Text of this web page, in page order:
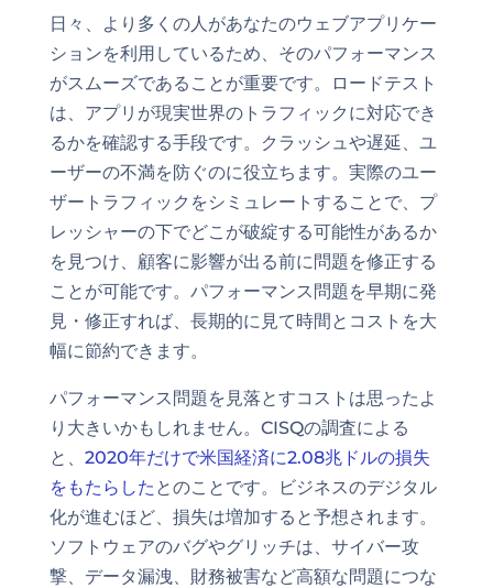
日々、より多くの人があなたのウェブアプリケー
ションを利用しているため、そのパフォーマンス
がスムーズであることが重要です。ロードテスト
は、アプリが現実世界のトラフィックに対応でき
るかを確認する手段です。クラッシュや遅延、ユ
ーザーの不満を防ぐのに役立ちます。実際のユー
ザートラフィックをシミュレートすることで、プ
レッシャーの下でどこが破綻する可能性があるか
を見つけ、顧客に影響が出る前に問題を修正する
ことが可能です。パフォーマンス問題を早期に発
見・修正すれば、長期的に見て時間とコストを大
幅に節約できます。
パフォーマンス問題を見落とすコストは思ったよ
り大きいかもしれません。CISQの調査による
と、 2020年だけで米国経済に2.08兆ドルの損失
をもたらした とのことです。ビジネスのデジタル
化が進むほど、損失は増加すると予想されます。
ソフトウェアのバグやグリッチは、サイバー攻
撃、データ漏洩、財務被害など高額な問題につな